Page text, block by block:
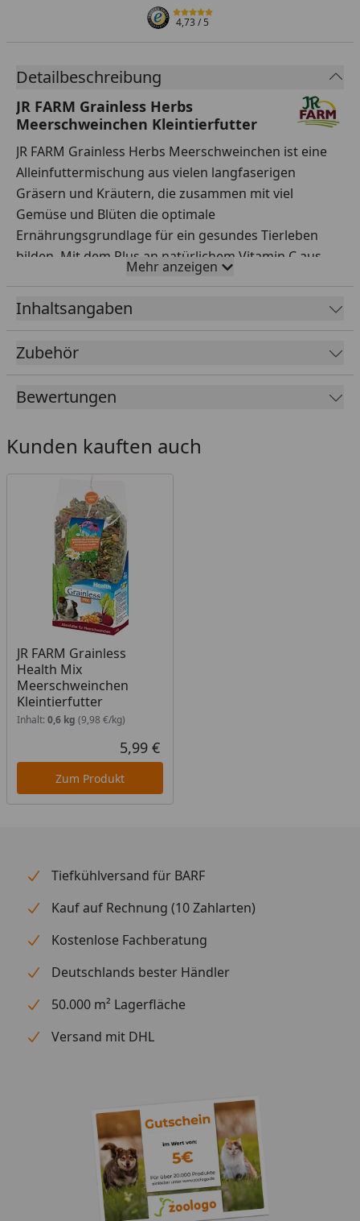
4,73/ 5
Detailbeschreibung
JR FARM Grainless Herbs
Meerschweinchen Kleintierfutter
JR FARM Grainless Herbs Meerschweinchen ist eine
Alleinfuttermischung aus vielen langfaserigen
Gräsern und Kräutern, die zusammen mit viel
Gemüse und Blüten die optimale
Ernährungsgrundlage für ein gesundes Tierleben
bilden. Mit dem Plus an natürlichem Vitamin C aus
Fütterungsempfehlung
täglich maximal soviel Futter verabreichen, wie in 24
Stunden komplett gefressen wird. Zusätzlich zu
Grainless muss immer ausreichend frisches Wasser
Mehr anzeigen
Inhaltsangaben
Zubehör
Bewertungen
Kunden kauften auch
JR FARM Grainless
Health Mix
Meerschweinchen
Kleintierfutter
Inhalt: 0,6 kg (9,98 €/kg)
Aktueller Preis
5,99 €
Zum Produkt
Tiefkühlversand für BARF
Kauf auf Rechnung (10 Zahlarten)
Kostenlose Fachberatung
Deutschlands bester Händler
50.000 m² Lagerfläche
Versand mit DHL